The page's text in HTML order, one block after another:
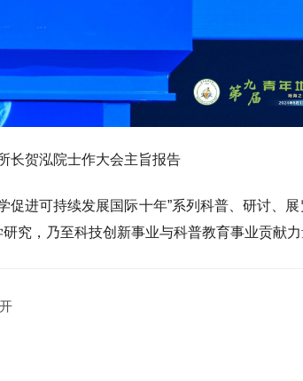
长贺泓院士作大会主旨报告
进可持续发展国际十年”系列科普、研讨、
究，乃至科技创新事业与科普教育事业贡献力